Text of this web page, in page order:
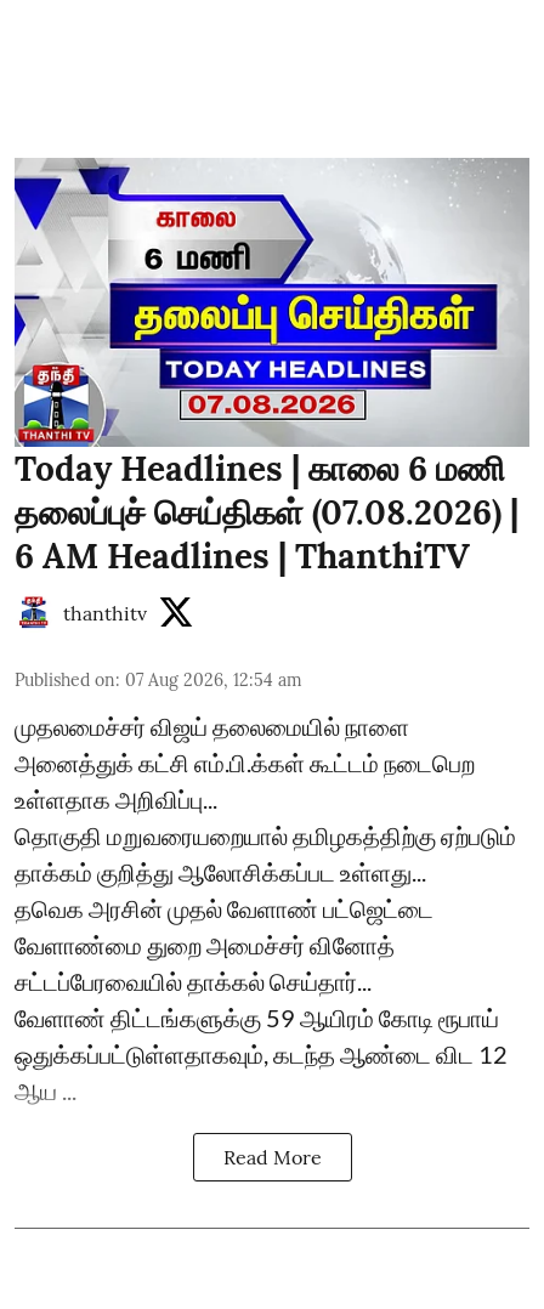
Today Headlines | காலை 6 மணி
தலைப்புச் செய்திகள் (07.08.2026) |
6 AM Headlines | ThanthiTV
thanthitv
Published on: 07 Aug 2026, 12:54 am
முதலமைச்சர் விஜய் தலைமையில் நாளை
அனைத்துக் கட்சி எம்.பி.க்கள் கூட்டம் நடைபெற
உள்ளதாக அறிவிப்பு...
தொகுதி மறுவரையறையால் தமிழகத்திற்கு ஏற்படும்
தாக்கம் குறித்து ஆலோசிக்கப்பட உள்ளது...
தவெக அரசின் முதல் வேளாண் பட்ஜெட்டை
வேளாண்மை துறை அமைச்சர் வினோத்
சட்டப்பேரவையில் தாக்கல் செய்தார்...
வேளாண் திட்டங்களுக்கு 59 ஆயிரம் கோடி ரூபாய்
ஒதுக்கப்பட்டுள்ளதாகவும், கடந்த ஆண்டை விட 12
ஆய ...
Read More